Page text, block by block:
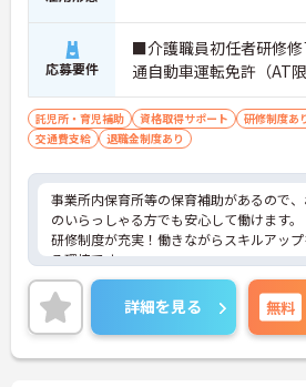
応募要件
■介護職員初任者研修
通自動車運転免許（AT
託児所・育児補助 資格取得サポート 研修制度あ
交通費支給
退職金制度あり
事業所内保育所等の保育補助があるので
のいらっしゃる方でも安心して働けます。
研修制度が充実！働きながらスキルアップ
る環境です。
ご興味ある方には、面接対策ポイントな
詳細をお話しいたしますのでお気軽にご相
い。
詳細を見る 無料